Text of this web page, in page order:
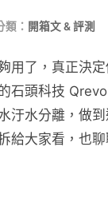
類： 開箱文 & 評測
用了，真正決
石頭科技
汙水分離，做
給大家看，也